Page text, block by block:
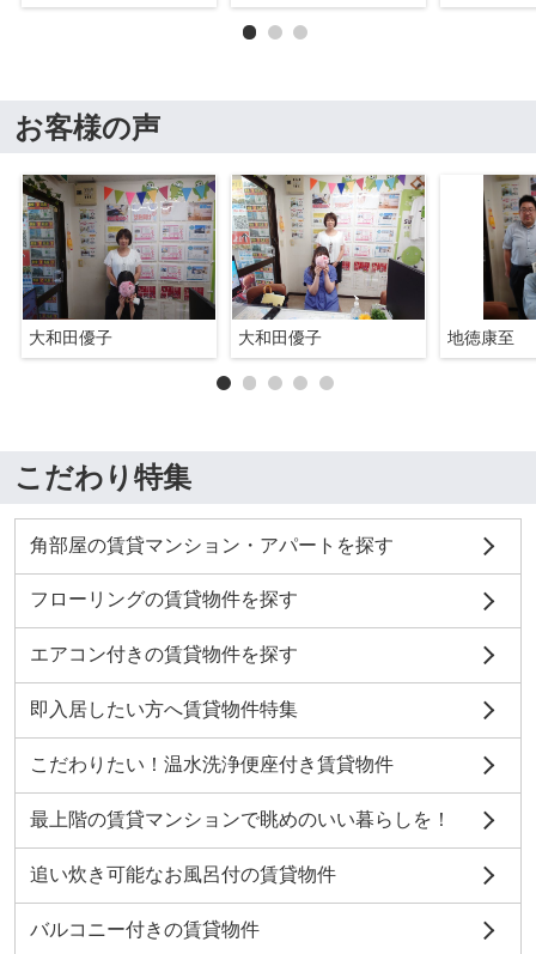
お客様の声
大和田優子 大和田優子 地徳康至
こだわり特集
角部屋の賃貸マンション・アパートを探す
フローリングの賃貸物件を探す
エアコン付きの賃貸物件を探す
即入居したい方へ賃貸物件特集
こだわりたい！温水洗浄便座付き賃貸物件
最上階の賃貸マンションで眺めのいい暮らしを！
追い炊き可能なお風呂付の賃貸物件
バルコニー付きの賃貸物件